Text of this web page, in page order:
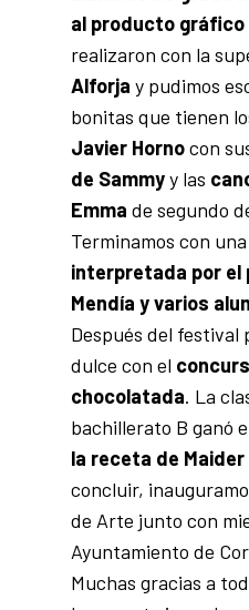
al producto
realizaron con la
Alforja y pudimos
bonitas que tienen
Javier Hornocon
de Sammyy las
Emma de segundo
Terminamos con una
interpretada por el
Mendía y varios
Después del festival
dulce con el
chocolatada. La
bachillerato B ganó
la receta de
concluir,
de Arte junto con
Ayuntamiento de
Muchas gracias a